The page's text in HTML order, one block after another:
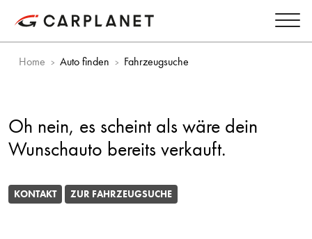
Home Auto finden Fahrzeugsuche
Oh nein, es scheint als wäre dein
Wunschauto bereits verkauft.
KONTAKT ZUR FAHRZEUGSUCHE